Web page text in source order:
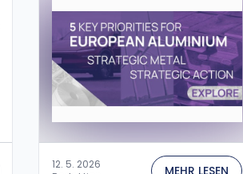
Herstellung von Aluminiumoxid
bedeutet das Update eine
Kürzung von 50 …
12. 5. 2026
MEHR LESEN